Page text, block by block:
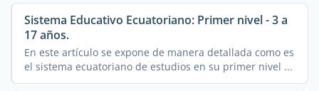
Sistema Educativo Ecuatoriano: Primer nivel - 3 a
17 años.
En este artículo se expone de manera detallada como es
el sistema ecuatoriano de estudios en su primer nivel ...